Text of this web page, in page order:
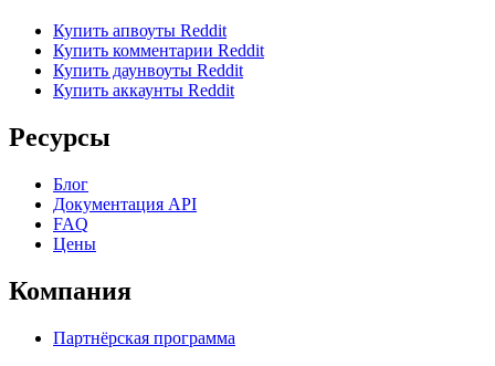
Купить апвоуты Reddit
Купить комментарии Reddit
Купить даунвоуты Reddit
Купить аккаунты Reddit
Ресурсы
Блог
Документация API
FAQ
Цены
Компания
Партнёрская программа